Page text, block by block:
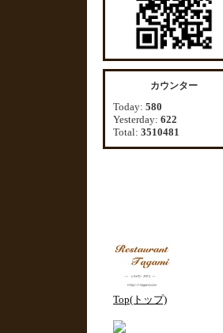
カウンター
Today: 580
Yesterday: 622
Total: 3510481
Top(トップ)